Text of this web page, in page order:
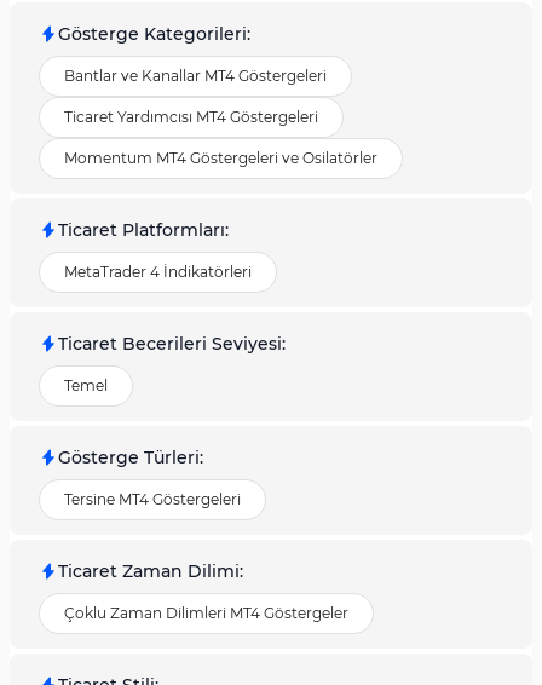
Gösterge Kategorileri:
Bantlar ve Kanallar MT4 Göstergeleri
Ticaret Yardımcısı MT4 Göstergeleri
Momentum MT4 Göstergeleri ve Osilatörler
Ticaret Platformları:
MetaTrader 4 İndikatörleri
Ticaret Becerileri Seviyesi:
Temel
Gösterge Türleri:
Tersine MT4 Göstergeleri
Ticaret Zaman Dilimi:
Çoklu Zaman Dilimleri MT4 Göstergeler